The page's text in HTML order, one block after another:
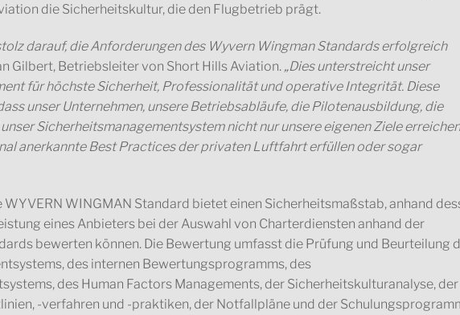
die Sicherheitskultur, die den Flugbetrieb prägt.
darauf, die Anforderungen des Wyvern Wingman Standards erfolgreich
Gilbert, Betriebsleiter von Short Hills Aviation. „Dies unterstreicht unser
für höchste Sicherheit, Professionalität und operative Integrität. Diese
unser Unternehmen, unsere Betriebsabläufe, die Pilotenausbildung, die
Sicherheitsmanagementsystem nicht nur unsere eigenen Ziele
anerkannte Best Practices der privaten Luftfahrt erfüllen oder sogar
WINGMAN Standard bietet einen Sicherheitsmaßstab, anhand
eines Anbieters bei der Auswahl von Charterdiensten anhand der
bewerten können. Die Bewertung umfasst die Prüfung und Beurteilung
des internen Bewertungsprogramms, des
des Human Factors Managements, der Sicherheitskulturanalyse, der
-verfahren und -praktiken, der Notfallpläne und der